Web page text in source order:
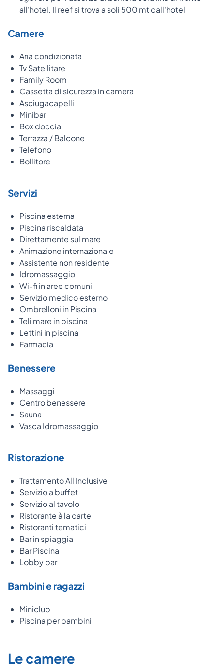
all'hotel. Il reef si trova a soli 500 mt dall'hotel.
Camere
Aria condizionata
Tv Satellitare
Family Room
Cassetta di sicurezza in camera
Asciugacapelli
Minibar
Box doccia
Terrazza / Balcone
Telefono
Bollitore
Servizi
Piscina esterna
Piscina riscaldata
Direttamente sul mare
Animazione internazionale
Assistente non residente
Idromassaggio
Wi-fi in aree comuni
Servizio medico esterno
Ombrelloni in Piscina
Teli mare in piscina
Lettini in piscina
Farmacia
Benessere
Massaggi
Centro benessere
Sauna
Vasca Idromassaggio
Ristorazione
Trattamento All Inclusive
Servizio a buffet
Servizio al tavolo
Ristorante à la carte
Ristoranti tematici
Bar in spiaggia
Bar Piscina
Lobby bar
Bambini e ragazzi
Miniclub
Piscina per bambini
Le camere